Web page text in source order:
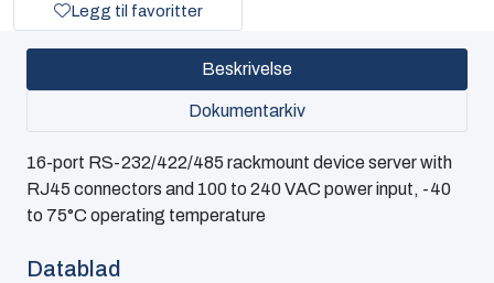
Legg til favoritter
Beskrivelse
Dokumentarkiv
16-port RS-232/422/485 rackmount device server with
RJ45 connectors and 100 to 240 VAC power input, -40
to 75°C operating temperature
Datablad